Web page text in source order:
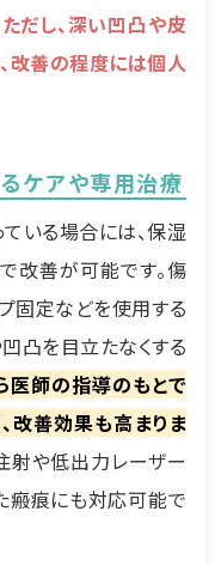
ただし、深い凹凸や皮
改善の程度には個人
ケアや専用治療
いる場合には、保湿
改善が可能です。傷
固定などを使用する
凹凸を目立たなくする
医師の指導のもとで
改善効果も高まりま
射や低出力レーザー
瘢痕にも対応可能で